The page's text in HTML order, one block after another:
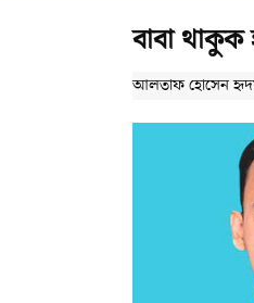
বাবা
আলতাফ হোসেন হৃদয়